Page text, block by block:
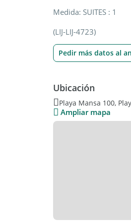
Medida: SUITES : 1
(LIJ-LIJ-4723)
Pedir más datos al
Ubicación
Playa Mansa 100,
Ampliar mapa